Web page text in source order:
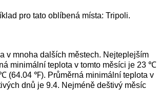
pro tato oblíbená místa: Tripoli.
v mnoha dalších městech. Nejteplejším
minimální teplota v tomto měsíci je 23 ℃
(64.04 ℉). Průměrná minimální teplota v
dnů je 9.4. Nejméně deštivý měsíc